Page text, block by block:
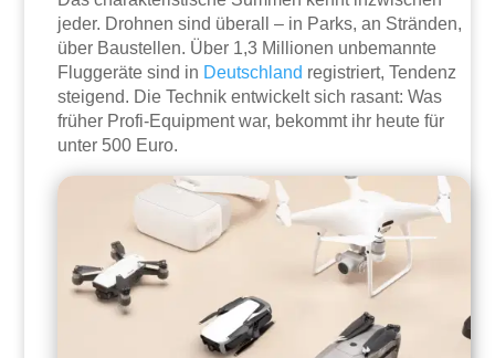
jeder. Drohnen sind überall – in Parks, an Stränden,
über Baustellen. Über 1,3 Millionen unbemannte
Fluggeräte sind in Deutschland registriert, Tendenz
steigend. Die Technik entwickelt sich rasant: Was
früher Profi-Equipment war, bekommt ihr heute für
unter 500 Euro.